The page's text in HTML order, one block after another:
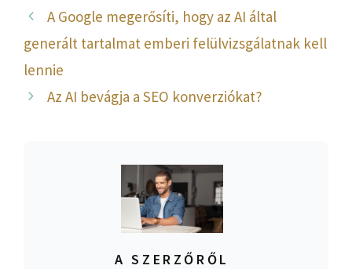
A Google megerősíti, hogy az AI által
generált tartalmat emberi felülvizsgálatnak kell
lennie
Az AI bevágja a SEO konverziókat?
A SZERZŐRŐL